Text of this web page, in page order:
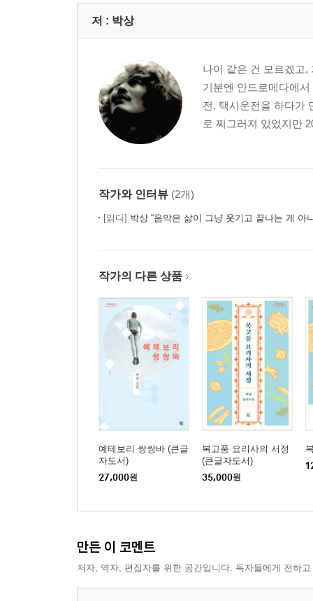
저 : 박상
나이 같은 건 모르겠고,
기분엔 안드로메다에
전, 택시운전을 하다가
로 찌그러져 있었지만
작가와 인터뷰 (2개)
[읽다] 박상 “음악은 삶이 그냥 웃기고 끝나는 게 아
작가의 다른 상품
예테보리 쌍쌍바 (큰글
자도서)
27,000원
복고풍 요리사의 서정
(큰글자도서)
35,000원
만든 이 코멘트
저자, 역자, 편집자를 위한 공간입니다. 독자들에게 전하